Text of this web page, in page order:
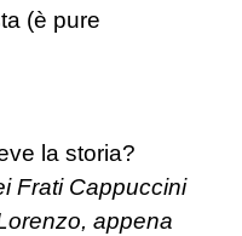
(è pure
la storia?
Frati Cappuccini
appena